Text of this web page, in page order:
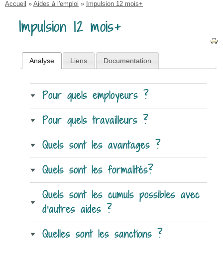
Vous êtes ici
Accueil » Aides à l'emploi » Impulsion 12 mois+
Impulsion 12 mois+
Analyse Liens Documentation
Pour quels employeurs ?
Pour quels travailleurs ?
Quels sont les avantages ?
Quels sont les formalités?
Quels sont les cumuls possibles avec
d’autres aides ?
Quelles sont les sanctions ?